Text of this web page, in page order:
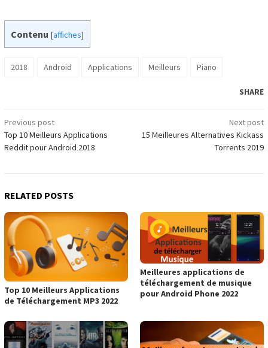
Contenu [affiches]
2018 Android Applications Meilleurs Piano
SHARE
Post
navigation
Previous post
Top 10 Meilleurs Applications
Reddit pour Android 2018
Next post
15 Meilleures Alternatives Kickass
Torrents 2019
RELATED POSTS
Top 10 Meilleurs Applications
de Téléchargement MP3 2022
Meilleures applications de
téléchargement de musique
pour Android Phone 2022